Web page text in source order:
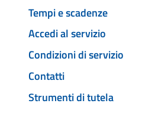
Tempi e scadenze
Accedi al servizio
Condizioni di servizio
Contatti
Strumenti di tutela